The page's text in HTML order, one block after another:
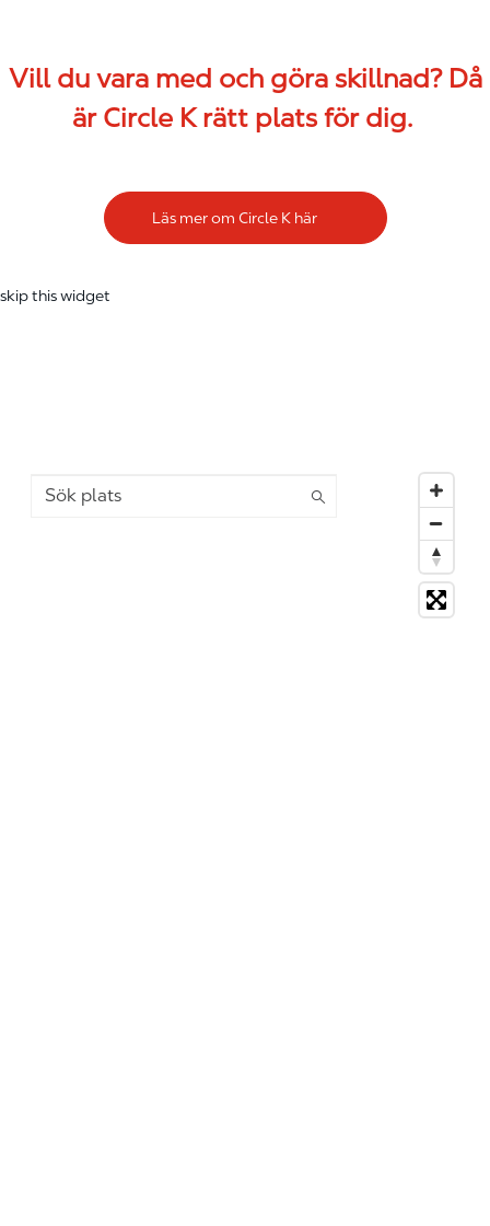
Vill du vara med och göra skillnad? Då
är Circle K rätt plats för dig.
Läs mer om Circle K här
skip this widget
Sök plats
14 suggestions available, navigate to the list to select